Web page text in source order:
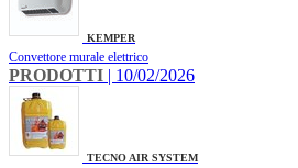
KEMPER
Convettore murale elettrico
PRODOTTI | 10/02/2026
TECNO AIR SYSTEM